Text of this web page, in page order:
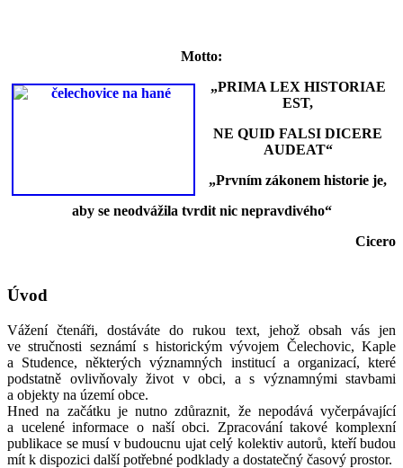
Motto:
„PRIMA LEX HISTORIAE
EST,
NE QUID FALSI DICERE
AUDEAT“
„Prvním zákonem historie je,
aby se neodvážila tvrdit nic nepravdivého“
Cicero
Úvod
Vážení čtenáři, dostáváte do rukou text, jehož obsah vás jen
ve stručnosti seznámí s historickým vývojem Čelechovic, Kaple
a Studence, některých významných institucí a organizací, které
podstatně ovlivňovaly život v obci, a s významnými stavbami
a objekty na území obce.
Hned na začátku je nutno zdůraznit, že nepodává vyčerpávající
a ucelené informace o naší obci. Zpracování takové komplexní
publikace se musí v budoucnu ujat celý kolektiv autorů, kteří budou
mít k dispozici další potřebné podklady a dostatečný časový prostor.